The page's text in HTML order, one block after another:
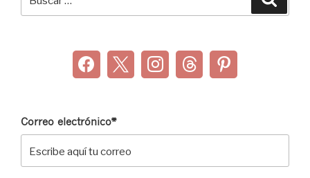
por:
Correo electrónico*